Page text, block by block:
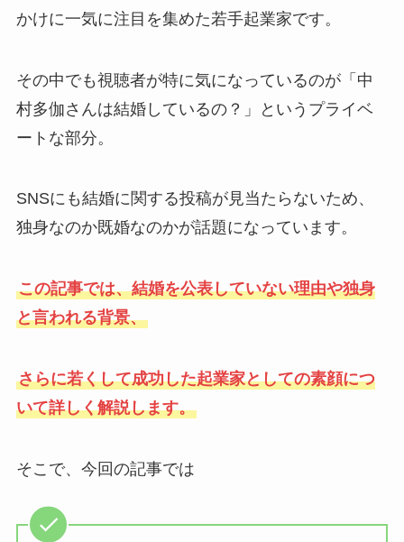
かけに一気に注目を集めた若手起業家です。
その中でも視聴者が特に気になっているのが「中
村多伽さんは結婚しているの？」というプライベ
ートな部分。
SNSにも結婚に関する投稿が見当たらないため、
独身なのか既婚なのかが話題になっています。
この記事では、結婚を公表していない理由や独身
と言われる背景、
さらに若くして成功した起業家としての素顔につ
いて詳しく解説します。
そこで、今回の記事では